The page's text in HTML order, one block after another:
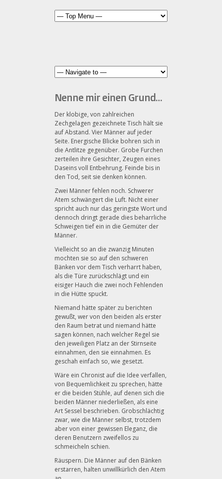
Nenne mir einen Grund…
Der klobige, von zahlreichen
Zechgelagen gezeichnete Tisch hält sie
auf Abstand. Vier Männer auf jeder
Seite. Energische Blicke bohren sich in
die Antlitze gegenüber. Grobe Furchen
zerteilen ihre Gesichter, Zeugen eines
Daseins voll Entbehrung. Feinde bis in
den Tod, seit sie denken können.
Zwei Männer fehlen noch. Schwerer
Atem schwängert die Luft. Nicht einer
spricht auch nur das geringste Wort und
dennoch dringt gerade dies beharrliche
Schweigen tief ein in die Gemüter der
Männer.
Vielleicht so an die zwanzig Minuten
mochten sie so auf den schweren
Bänken vor dem Tisch verharrt haben,
als die Türe zurückschlägt und ein
eisiger Hauch die zwei noch Fehlenden
in die Hütte spuckt.
Niemand hätte später zu berichten
gewußt, wer von den beiden als erster
den Raum betrat und niemand hätte
sagen können, nach welcher Regel sie
den jeweiligen Platz an der Stirnseite
einnahmen, den sie einnahmen. Es
geschah einfach so, wie gesetzt.
Wäre ein Chronist auf die Idee verfallen,
von Bequemlichkeit zu sprechen, hätte
er die beiden Stühle, auf denen sich die
beiden Männer niederließen, als eine
Art Sessel beschrieben. Grobschlächtig
zwar, wie die Männer selbst, trotzdem
aber von einer gewissen Eleganz, die
deren Benutzern zweifellos zu
schmeicheln schien.
Räuspern. Die Männer auf den Bänken
erstarren, halten unwillkürlich den Atem